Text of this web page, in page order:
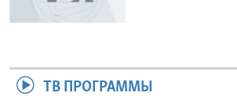
ТВ ПРОГРАММЫ